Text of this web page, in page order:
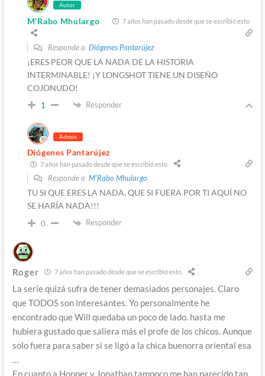
Autor
M'Rabo Mhulargo 7 años han pasado desde que se escribió esto
Responde a Diógenes Pantarújez
¡ERES PEOR QUE LA NADA DE LA HISTORIA
INTERMINABLE! ¡Y LONGSHOT TIENE UN DISEÑO
COJONUDO!
1 Responder
Admin
Diógenes Pantarújez
7 años han pasado desde que se escribió esto
Responde a M'Rabo Mhulargo
TU SI QUE ERES LA NADA, QUE SI FUERA POR TI AQUÍ NO
SE HARÍA NADA!!!
0 Responder
Roger 7 años han pasado desde que se escribió esto
La serie quizá sufra de tener demasiados personajes. Claro
que TODOS son interesantes. Yo personalmente he
encontrado que Will quedaba un poco de lado. hasta me
hubiera gustado que saliera más el profe de los chicos. Aunque
solo fuera para saber si se ligó a la chica buenorra oriental esa
…
En cuanto a Hopper y Jonathan tampoco me han parecido tan